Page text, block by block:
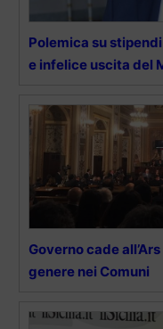
Polemica su stipendi
e infelice uscita del
Governo cade
genere nei Comuni